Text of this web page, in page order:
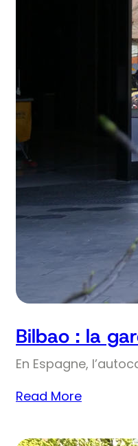
Bilbao : la
En Espagne,
Read More